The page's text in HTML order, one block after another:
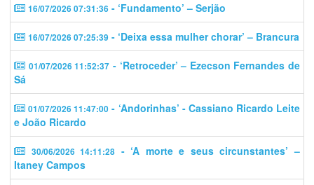
16/07/2026 07:31:36 - ‘Fundamento’ – Serjão
16/07/2026 07:25:39 - ‘Deixa essa mulher chorar’ – Brancura
01/07/2026 11:52:37 - ‘Retroceder’ – Ezecson Fernandes de
Sá
01/07/2026 11:47:00 - ‘Andorinhas’ - Cassiano Ricardo Leite
e João Ricardo
30/06/2026 14:11:28 - ‘A morte e seus circunstantes’ –
Itaney Campos